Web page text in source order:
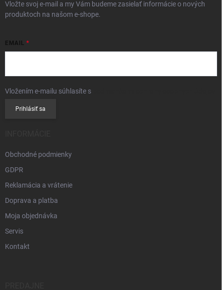
Vložte svoj e-mail a my Vám budeme zasielať informácie o nových
produktoch na našom e-shope.
EMAIL
Vložením e-mailu súhlasíte s
Prihlásiť sa
Obchodné podmienky
GDPR
Reklamácia a vrátenie
Doprava a platba
Moja objednávka
Servis
Kontakt